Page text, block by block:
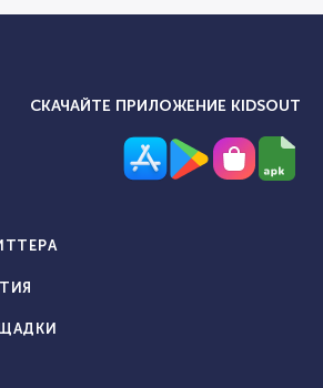
СКАЧАЙТЕ ПРИЛОЖЕНИЕ KIDSOUT